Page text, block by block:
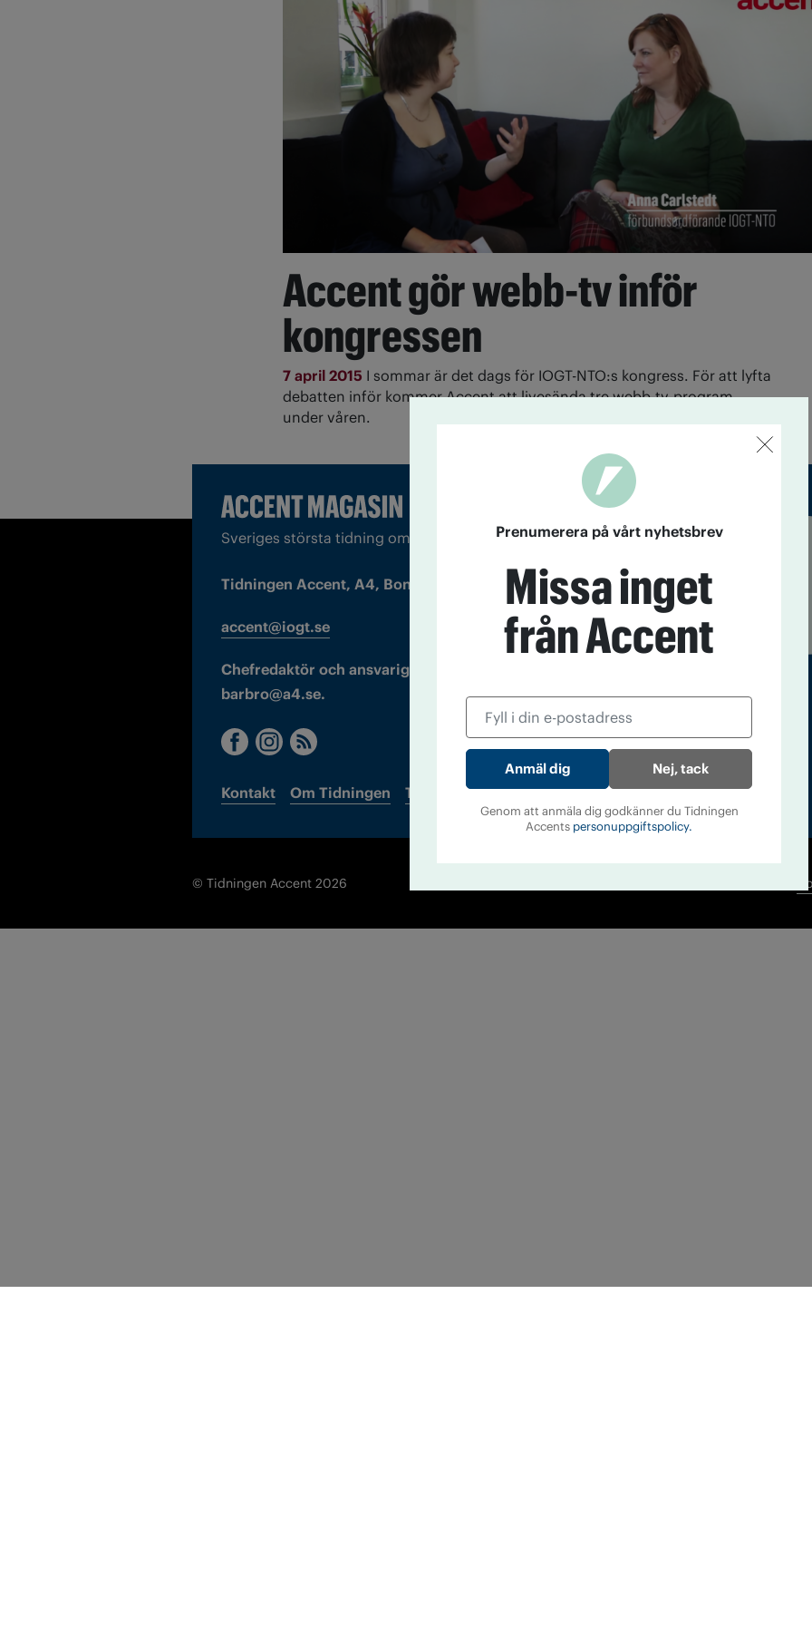
Accent gör webb-tv inför
kongressen
7 april 2015 I sommar är det dags för IOGT-NTO:s kongress. För att lyfta
debatten inför kommer Accent att livesända tre webb-tv-program
under våren.
Sveriges största tidning om droger och nykterhet
Tidningen Accent, A4, Bondegatan 21, 116 33 Stockholm
accent@iogt.se
Chefredaktör och ansvarig utgivare: Barbro Janson Lundkvist,
barbro@a4.se.
Kontakt Om Tidningen Tidningsarkiv In English
© Tidningen Accent 2026
Prenumerera på vårt nyhetsbrev
Missa inget
från Accent
Nej, tack
Genom att anmäla dig godkänner du Tidningen
Accents personuppgiftspolicy.